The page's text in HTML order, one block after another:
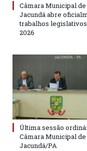
Câmara Municipal de
Jacundá abre
trabalhos
2026
Última sessão
Câmara Municipal de
Jacundá/PA